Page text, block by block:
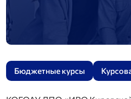
Бюджетные курсы